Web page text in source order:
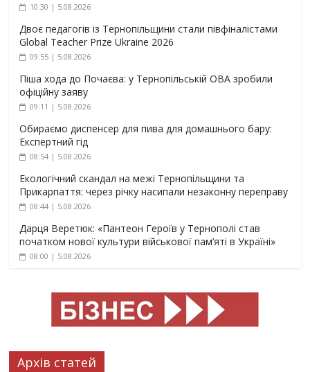
10:30 | 5.08.2026
Двоє педагогів із Тернопільщини стали півфіналістами
Global Teacher Prize Ukraine 2026
09:55 | 5.08.2026
Піша хода до Почаєва: у Тернопільській ОВА зробили
офіційну заяву
09:11 | 5.08.2026
Обираємо диспенсер для пива для домашнього бару:
Експертний гід
08:54 | 5.08.2026
Екологічний скандал на межі Тернопільщини та
Прикарпаття: через річку насипали незаконну переправу
08:44 | 5.08.2026
Дарця Веретюк: «Пантеон Героїв у Тернополі став
початком нової культури військової пам’яті в Україні»
08:00 | 5.08.2026
Архів статей